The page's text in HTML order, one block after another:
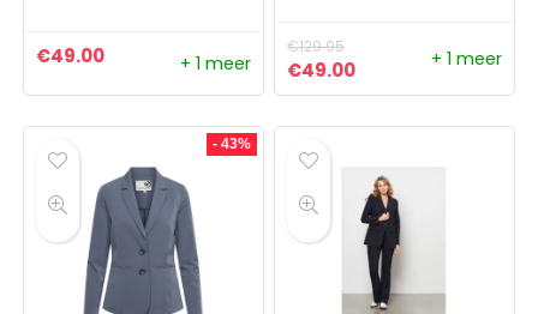
€49.00 + 1 meer
€129.95
Oorspronkelijke prijs was:
€49.00Huidige prijs is:
+ 1 meer
- 43%